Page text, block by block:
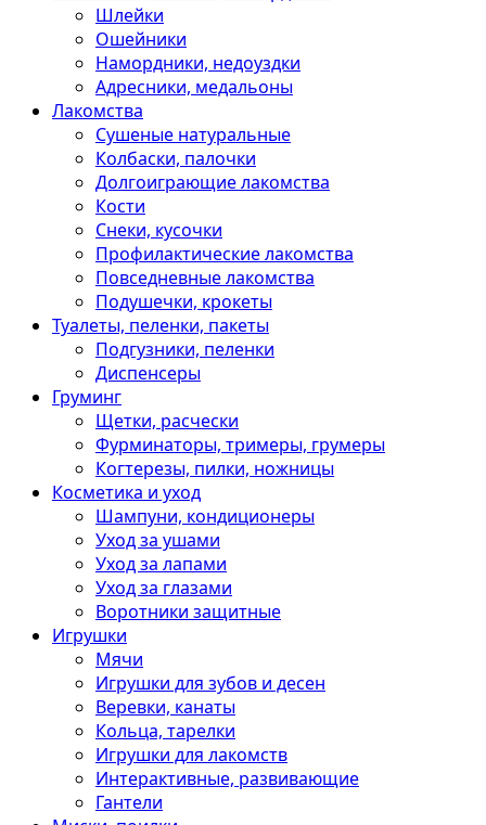
Шлейки
Ошейники
Намордники, недоуздки
Адресники, медальоны
Лакомства
Сушеные натуральные
Колбаски, палочки
Долгоиграющие лакомства
Кости
Снеки, кусочки
Профилактические лакомства
Повседневные лакомства
Подушечки, крокеты
Туалеты, пеленки, пакеты
Подгузники, пеленки
Диспенсеры
Груминг
Щетки, расчески
Фурминаторы, тримеры, грумеры
Когтерезы, пилки, ножницы
Косметика и уход
Шампуни, кондиционеры
Уход за ушами
Уход за лапами
Уход за глазами
Воротники защитные
Игрушки
Мячи
Игрушки для зубов и десен
Веревки, канаты
Кольца, тарелки
Игрушки для лакомств
Интерактивные, развивающие
Гантели